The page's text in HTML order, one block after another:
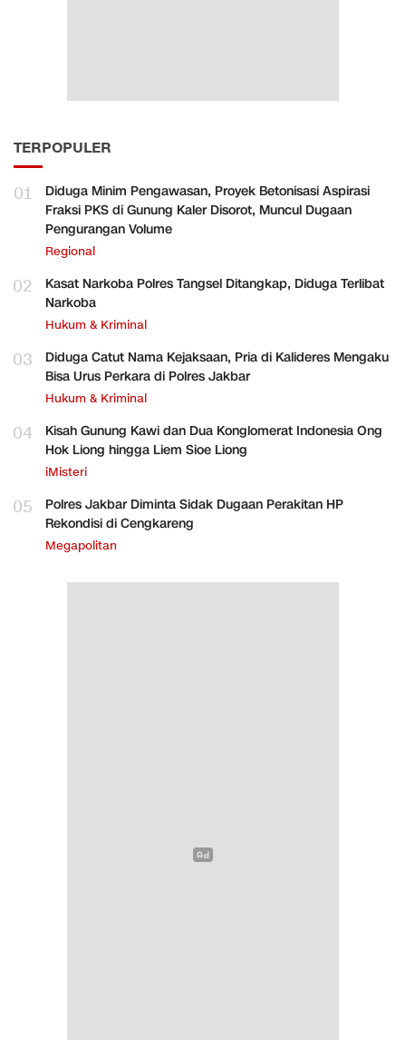
TERPOPULER
01
Diduga Minim Pengawasan, Proyek Betonisasi Aspirasi
Fraksi PKS di Gunung Kaler Disorot, Muncul Dugaan
Pengurangan Volume
Regional
02
Kasat Narkoba Polres Tangsel Ditangkap, Diduga Terlibat
Narkoba
Hukum & Kriminal
03
Diduga Catut Nama Kejaksaan, Pria di Kalideres Mengaku
Bisa Urus Perkara di Polres Jakbar
Hukum & Kriminal
04
Kisah Gunung Kawi dan Dua Konglomerat Indonesia Ong
Hok Liong hingga Liem Sioe Liong
iMisteri
05
Polres Jakbar Diminta Sidak Dugaan Perakitan HP
Rekondisi di Cengkareng
Megapolitan